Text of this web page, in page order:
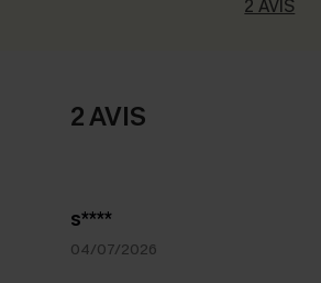
2 AVIS
2 AVIS
s****
04/07/2026